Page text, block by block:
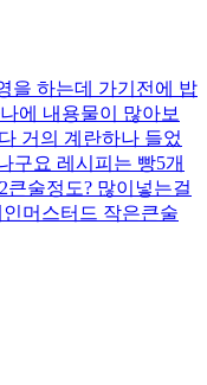
을 하는데 가기전에 밥
에 내용물이 많아보
거의 계란하나 들었
구요 레시피는 빵5개
술정도? 많이넣는걸
머스터드 작은큰술